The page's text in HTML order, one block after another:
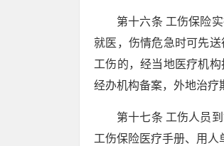
第十六条 工伤保险
就医，伤情危急时可先
工伤的，经当地医疗机
经办机构备案，外地治疗
第十七条 工伤人员
工伤保险医疗手册、用人